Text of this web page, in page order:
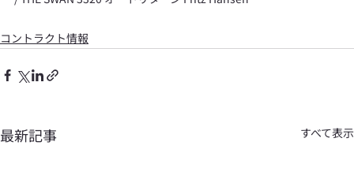
コントラクト情報
最新記事 すべて表示